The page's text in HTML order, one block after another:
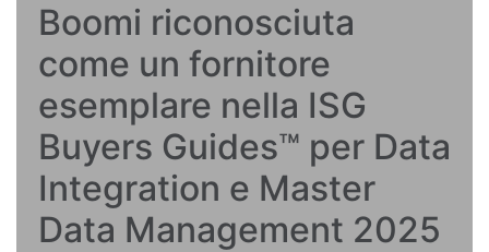
Boomi riconosciuta
come un fornitore
esemplare nella ISG
Buyers Guides™ per Data
Integration e Master
Data Management 2025